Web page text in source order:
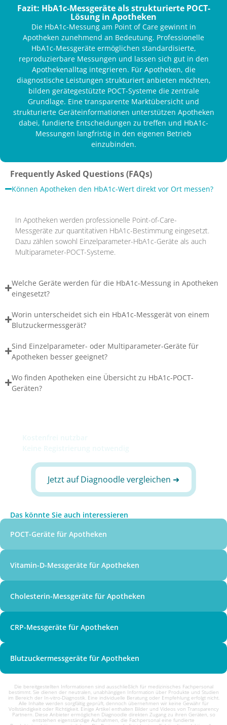
Fazit: HbA1c-Messgeräte als strukturierte POCT-
Lösung in Apotheken
Die HbA1c-Messung am Point of Care gewinnt in
Apotheken zunehmend an Bedeutung. Professionelle
HbA1c-Messgeräte ermöglichen standardisierte,
reproduzierbare Messungen und lassen sich gut in den
Apothekenalltag integrieren. Für Apotheken, die
diagnostische Leistungen strukturiert anbieten möchten,
bilden gerätegestützte POCT-Systeme die zentrale
Grundlage. Eine transparente Marktübersicht und
strukturierte Geräteinformationen unterstützen Apotheken
dabei, fundierte Entscheidungen zu treffen und HbA1c-
Messungen langfristig in den eigenen Betrieb
einzubinden.
Frequently Asked Questions (FAQs)
Können Apotheken den HbA1c-Wert direkt vor Ort messen?
In Apotheken werden professionelle Point-of-Care-
Messgeräte zur quantitativen HbA1c-Bestimmung eingesetzt.
Dazu zählen sowohl Einzelparameter-HbA1c-Geräte als auch
Multiparameter-POCT-Systeme.
Welche Geräte werden für die HbA1c-Messung in Apotheken
eingesetzt?
Worin unterscheidet sich ein HbA1c-Messgerät von einem
Blutzuckermessgerät?
Sind Einzelparameter- oder Multiparameter-Geräte für
Apotheken besser geeignet?
Wo finden Apotheken eine Übersicht zu HbA1c-POCT-
Geräten?
Jetzt auf Diagnoodle vergleichen ➜
Das könnte Sie auch interessieren
POCT-Geräte für Apotheken
Vitamin-D-Messgeräte für Apotheken
Cholesterin-Messgeräte für Apotheken
CRP-Messgeräte für Apotheken
Blutzuckermessgeräte für Apotheken
Die bereitgestellten Informationen sind ausschließlich für medizinisches Fachpersonal
bestimmt. Sie dienen der neutralen, unabhängigen Information über Produkte und Studien
im Bereich der In-vitro-Diagnostik. Eine individuelle Beratung oder Empfehlung erfolgt nicht.
Alle Inhalte werden sorgfältig geprüft, dennoch übernehmen wir keine Gewähr für
Vollständigkeit oder Richtigkeit. Einige Artikel enthalten Bilder und Videos von Transparency
Partnern. Diese Anbieter ermöglichen Diagnoodle direkten Zugang zu ihren Geräten, so
entstehen eigenständige Aufnahmen, die Fachpersonal eine fundierte